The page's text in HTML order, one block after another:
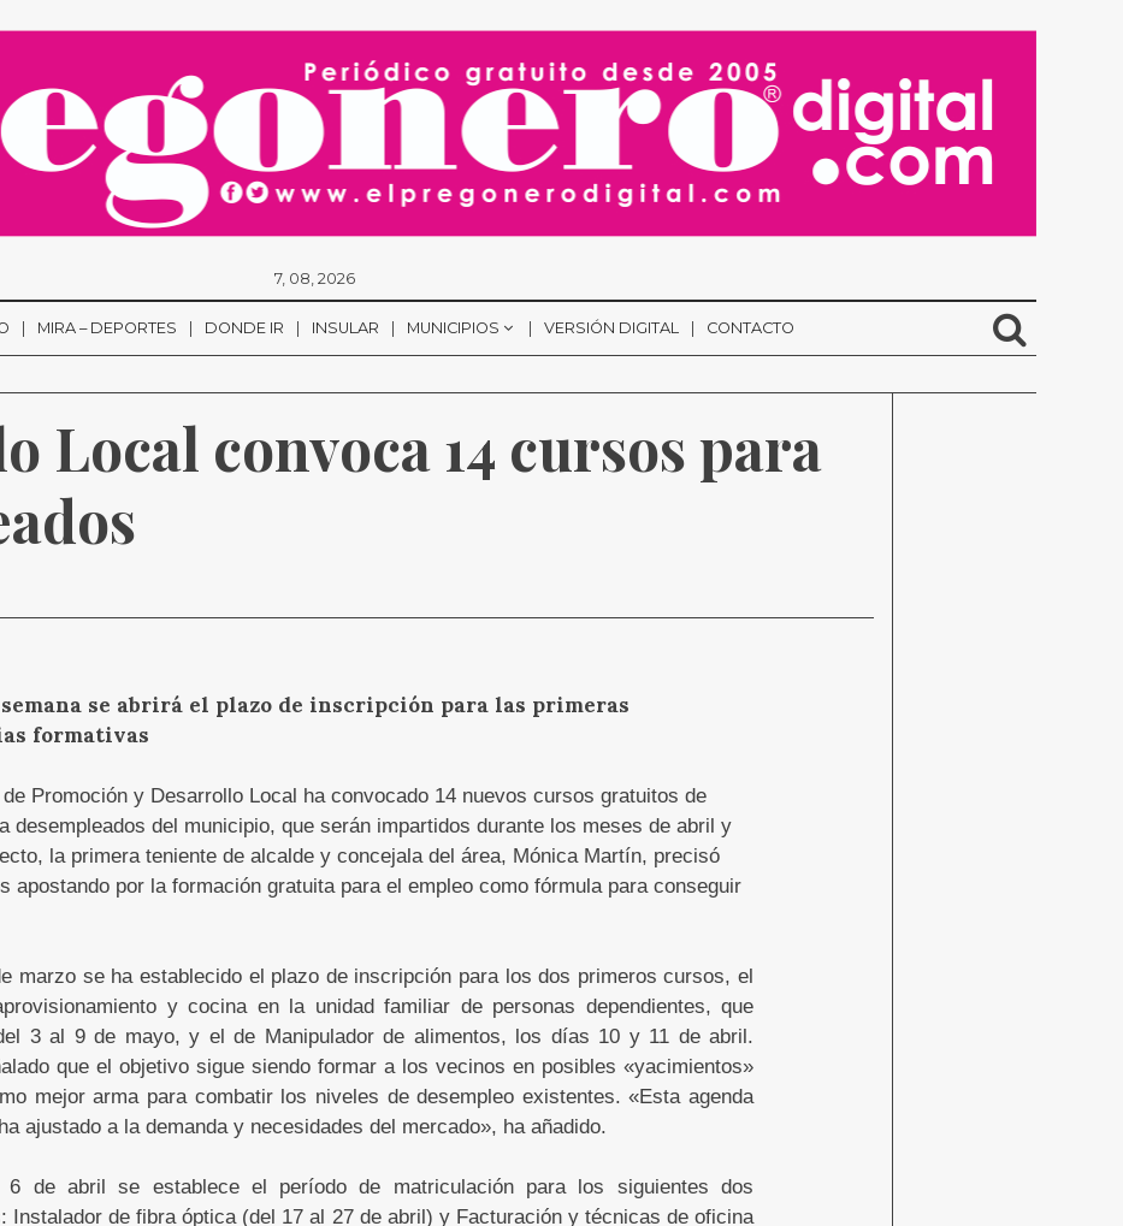
7, 08, 2026
MIRA – DEPORTES DONDE IR INSULAR MUNICIPIOS VERSIÓN DIGITAL CONTACTO
Local convoca 14 cursos para
se abrirá el plazo de inscripción para las primeras
formativas
Promoción y Desarrollo Local ha convocado 14 nuevos cursos gratuitos de
desempleados del municipio, que serán impartidos durante los meses de abril y
la primera teniente de alcalde y concejala del área, Mónica Martín, precisó
apostando por la formación gratuita para el empleo como fórmula para conseguir
marzo se ha establecido el plazo de inscripción para los dos primeros cursos, el
y cocina en la unidad familiar de personas dependientes, que
3 al 9 de mayo, y el de Manipulador de alimentos, los días 10 y 11 de abril.
que el objetivo sigue siendo formar a los vecinos en posibles «yacimientos»
mejor arma para combatir los niveles de desempleo existentes. «Esta agenda
ajustado a la demanda y necesidades del mercado», ha añadido.
de abril se establece el período de matriculación para los siguientes dos
Instalador de fibra óptica (del 17 al 27 de abril) y Facturación y técnicas de oficina